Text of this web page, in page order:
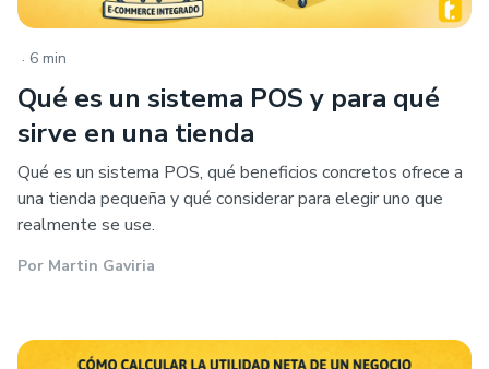
. 6 min
Qué es un sistema POS y para qué
sirve en una tienda
Qué es un sistema POS, qué beneficios concretos ofrece a
una tienda pequeña y qué considerar para elegir uno que
realmente se use.
Por Martin Gaviria